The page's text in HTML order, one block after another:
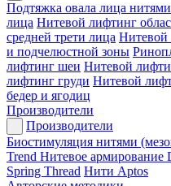
Подтяжка овала лица нитями
лица Нитевой лифтинг
средней трети лица Нитевой
и подчелюстной зоны
лифтинг шеи Нитевой
лифтинг груди Нитевой
бедер и ягодиц
Производители
Производители
Биостимуляция нитями
Trend Нитевое армирование
Spring Thread Нити Aptos